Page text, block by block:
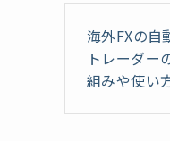
海外FXの自
トレーダー
組みや使い